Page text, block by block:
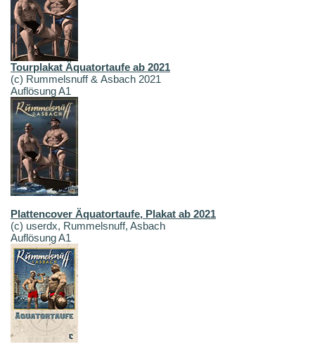
Tourplakat Äquatortaufe ab 2021
(c) Rummelsnuff & Asbach 2021
Auflösung A1
Plattencover Äquatortaufe, Plakat ab 2021
(c) userdx, Rummelsnuff, Asbach
Auflösung A1